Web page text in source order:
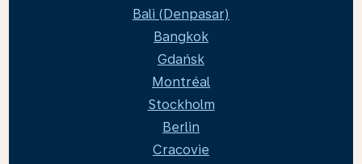
Bali (Denpasar)
Bangkok
Gdańsk
Montréal
Stockholm
Berlin
Cracovie